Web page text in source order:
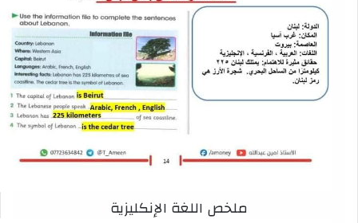
ملخص اللغة الإنكليزية